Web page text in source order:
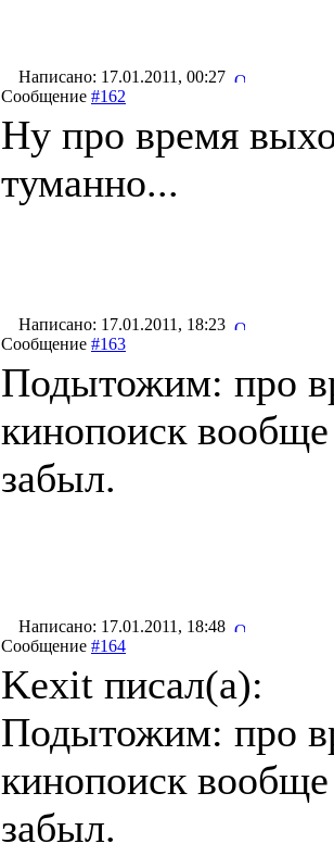
Написано: 17.01.2011, 00:27
Сообщение #162
Ну про время
туманно...
Написано: 17.01.2011, 18:23
Сообщение #163
Подытожим: про
кинопоиск
забыл.
Написано: 17.01.2011, 18:48
Сообщение #164
Kexit писал(a):
Подытожим: про
кинопоиск
забыл.